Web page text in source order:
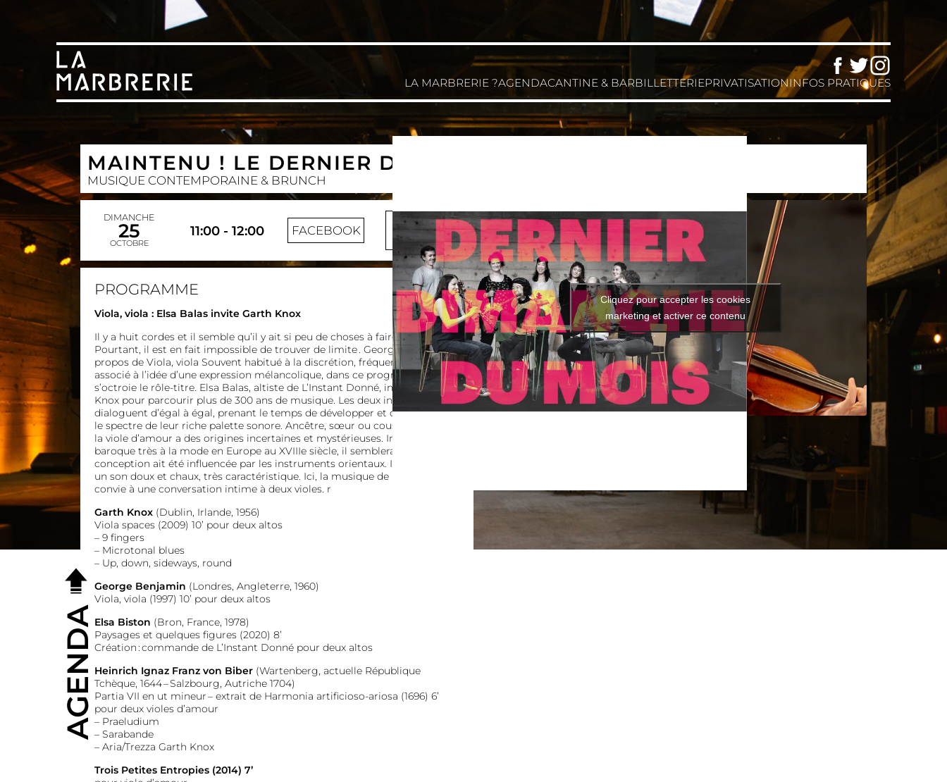
Facebook
TwitterInstagram
LA MARBRERIE ?AGENDACANTINE & BARBILLETTERIEPRIVATISATIONINFOS PRATIQUES
MAINTENU ! LE DERNIER DIMANCHE DU MOIS
MUSIQUE CONTEMPORAINE & BRUNCH
DIMANCHE
25
OCTOBRE
11:00 - 12:00 FACEBOOK
ENTRÉE
LIBRE
PROGRAMME
Viola, viola : Elsa Balas invite Garth Knox
Il y a huit cordes et il semble qu’il y ait si peu de choses à faire avec…
Pourtant, il est en fait impossible de trouver de limite . George Benjamin à
propos de Viola, viola Souvent habitué à la discrétion, fréquemment
associé à l’idée d’une expression mélancolique, dans ce programme l’alto
s’octroie le rôle-titre. Elsa Balas, altiste de L’Instant Donné, invite Garth
Knox pour parcourir plus de 300 ans de musique. Les deux instruments
dialoguent d’égal à égal, prenant le temps de développer et dévoiler tout
le spectre de leur riche palette sonore. Ancêtre, sœur ou cousine de l’alto,
la viole d’amour a des origines incertaines et mystérieuses. Instrument
baroque très à la mode en Europe au XVIIIe siècle, il semblerait que sa
conception ait été influencée par les instruments orientaux. Il en résulte
un son doux et chaux, très caractéristique. Ici, la musique de Biber nous
convie à une conversation intime à deux violes. r
Garth Knox(Dublin, Irlande, 1956)
Viola spaces (2009) 10’ pour deux altos
– 9 fingers
– Microtonal blues
– Up, down, sideways, round
George Benjamin (Londres, Angleterre, 1960)
Viola, viola (1997) 10’ pour deux altos
Elsa Biston (Bron, France, 1978)
Paysages et quelques figures (2020) 8’
Création : commande de L’Instant Donné pour deux altos
Heinrich Ignaz Franz von Biber(Wartenberg, actuelle République
Tchèque, 1644 – Salzbourg, Autriche 1704)
Partia VII en ut mineur – extrait de Harmonia artificioso-ariosa (1696) 6’
pour deux violes d’amour
– Praeludium
– Sarabande
– Aria/Trezza Garth Knox
Trois Petites Entropies (2014) 7’
Cliquez pour accepter les cookies
marketing et activer ce contenu
AGENDA